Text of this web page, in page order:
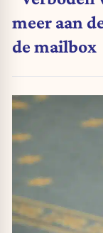
meer aan
de mailbox